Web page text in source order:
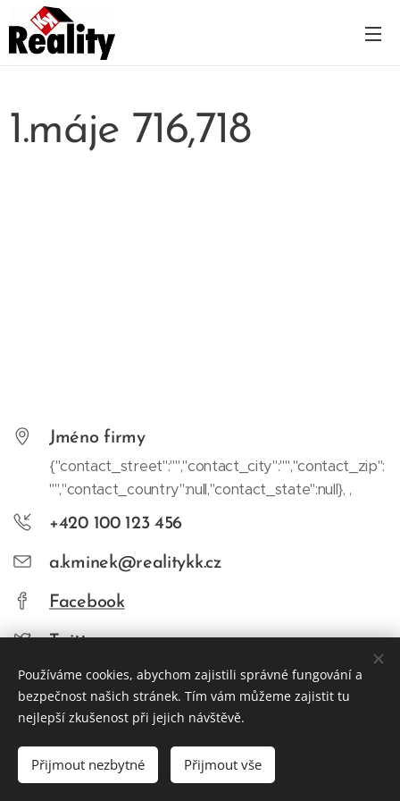
1.máje 716,718
Jméno firmy
{"contact_street":"","contact_city":"","contact_zip":
"","contact_country":null,"contact_state":null}, ,
+420 100 123 456
a.kminek@realitykk.cz
Facebook
Twitter
463 34
Cookies
Používáme cookies, abychom zajistili správné fungování a
bezpečnost našich stránek. Tím vám můžeme zajistit tu
nejlepší zkušenost při jejich návštěvě.
Přijmout nezbytné Přijmout vše